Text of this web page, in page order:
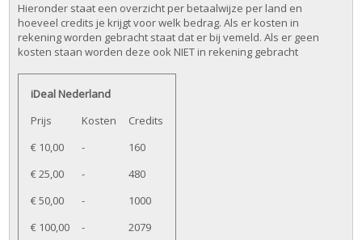
Hieronder staat een overzicht per betaalwijze per land en
hoeveel credits je krijgt voor welk bedrag. Als er kosten in
rekening worden gebracht staat dat er bij vemeld. Als er geen
kosten staan worden deze ook NIET in rekening gebracht
iDeal Nederland
Prijs
Kosten
Credits
€ 10,00
-
160
€ 25,00
-
480
€ 50,00
-
1000
€ 100,00
-
2079